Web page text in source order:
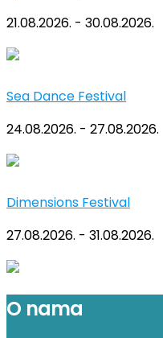
21.08.2026. - 30.08.2026.
Sea Dance Festival
24.08.2026. - 27.08.2026.
Dimensions Festival
27.08.2026. - 31.08.2026.
O nama